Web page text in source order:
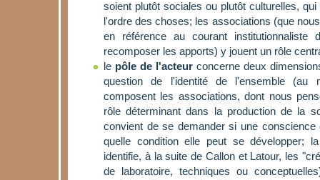
soient plutôt sociales ou plutôt culturelles,
l'ordre des choses; les associations (que
en référence au courant institutionnaliste
recomposer les apports) y jouent un rôle
le pôle de l'acteur concerne deux
question de l'identité de l'ensemble (au
composent les associations, dont nous
rôle déterminant dans la production de la
convient de se demander si une
quelle condition elle peut se développer;
identifie, à la suite de Callon et Latour, les
de laboratoire, techniques ou